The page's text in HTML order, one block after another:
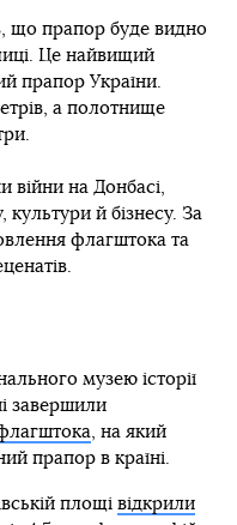
що прапор буде видно
Це найвищий
прапор України.
а полотнище
війни на Донбасі,
й бізнесу. За
флагштока та
музею історії
завершили
, на який
прапор в країні.
площі відкрили